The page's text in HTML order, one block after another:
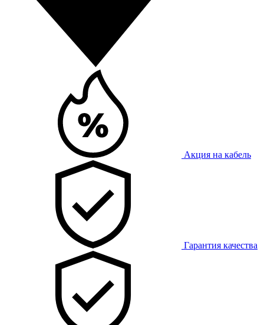
Акция на кабель
Гарантия качества